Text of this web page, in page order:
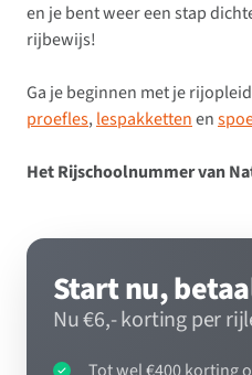
en je bent weer een stap
rijbewijs!
Ga je beginnen met je
proefles,lespakkettenen
Het Rijschoolnummer van
Start nu,
Nu €6,- korting per